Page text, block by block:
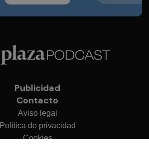
Publicidad
Contacto
Aviso legal
Política de privacidad
Cookies